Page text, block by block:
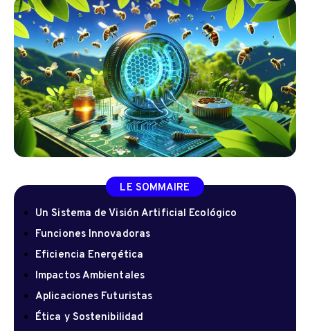
LE SOMMAIRE
Un Sistema de Visión Artificial Ecológico
Funciones Innovadoras
Eficiencia Energética
Impactos Ambientales
Aplicaciones Futuristas
Ética y Sostenibilidad